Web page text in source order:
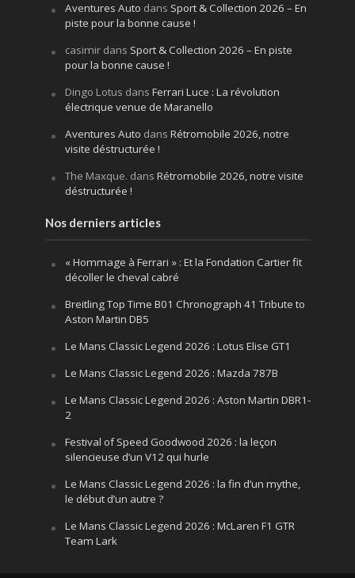
Aventures Auto dans Sport & Collection 2026 – En
piste pour la bonne cause !
casimirdans Sport & Collection 2026 – En piste
pour la bonne cause !
Dingo Lotus dans Ferrari Luce : La révolution
électrique venue de Maranello
Aventures Auto dans Rétromobile 2026, notre
visite déstructurée !
The Maxque. dans Rétromobile 2026, notre visite
déstructurée !
Nos derniers articles
« Hommage à Ferrari » : Et la Fondation Cartier fit
décoller le cheval cabré
Breitling Top Time B01 Chronograph 41 Tribute to
Aston Martin DB5
Le Mans Classic Legend 2026 : Lotus Elise GT1
Le Mans Classic Legend 2026 : Mazda 787B
Le Mans Classic Legend 2026 : Aston Martin DBR1-
2
Festival of Speed Goodwood 2026 : la leçon
silencieuse d’un V12 qui hurle
Le Mans Classic Legend 2026 : la fin d’un mythe,
le début d’un autre ?
Le Mans Classic Legend 2026 : McLaren F1 GTR
Team Lark